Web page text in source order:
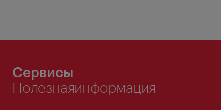
Сервисы
Полезнаяинформация